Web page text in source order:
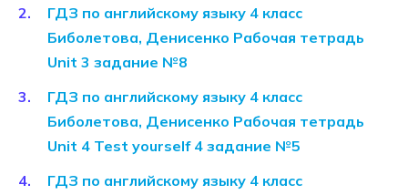
ГДЗ по английскому языку 4 класс
Биболетова, Денисенко Рабочая тетрадь
Unit 3 задание №8
ГДЗ по английскому языку 4 класс
Биболетова, Денисенко Рабочая тетрадь
Unit 4 Test yourself 4 задание №5
ГДЗ по английскому языку 4 класс